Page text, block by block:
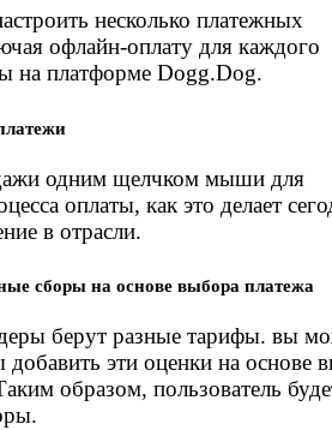
несколько платежных
офлайн-оплату для каждого
на платформе Dogg.Dog.
одним щелчком мыши для
оплаты, как это делает
в отрасли.
сборы на основе выбора платежа
берут разные тарифы. вы
эти оценки на основе
образом, пользователь